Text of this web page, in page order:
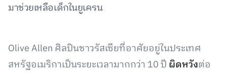
มาช่วยเหลือเด็กในยูเครน
Olive Allen ศิลปินชาวรัสเซียที่อาศัยอยู่ในประเทศ
สหรัฐอเมริกาเป็นระยะเวลามากกว่า 10 ปี ผิดหวังต่อ